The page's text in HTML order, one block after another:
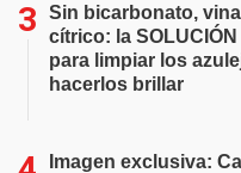
Sin bicarbonato,
cítrico: la
para limpiar los
hacerlos brillar
Imagen exclusiva: